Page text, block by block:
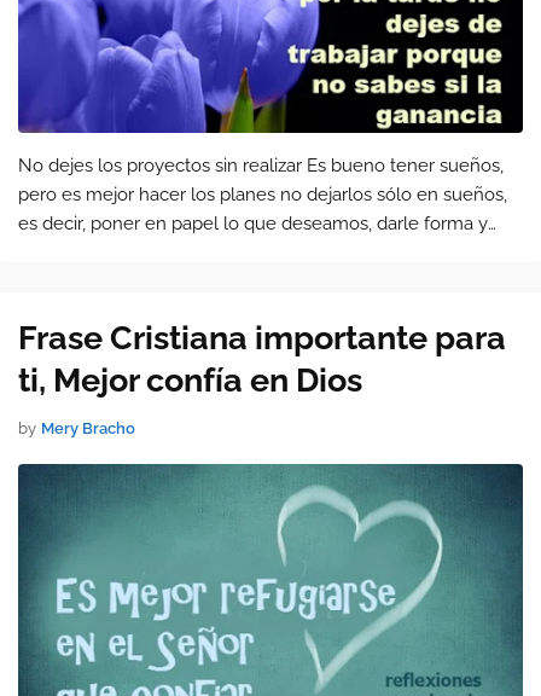
No dejes los proyectos sin realizar Es bueno tener sueños,
pero es mejor hacer los planes no dejarlos sólo en sueños,
es decir, poner en papel lo que deseamos, darle forma y
Frase Cristiana importante para
ti, Mejor confía en Dios
by Mery Bracho